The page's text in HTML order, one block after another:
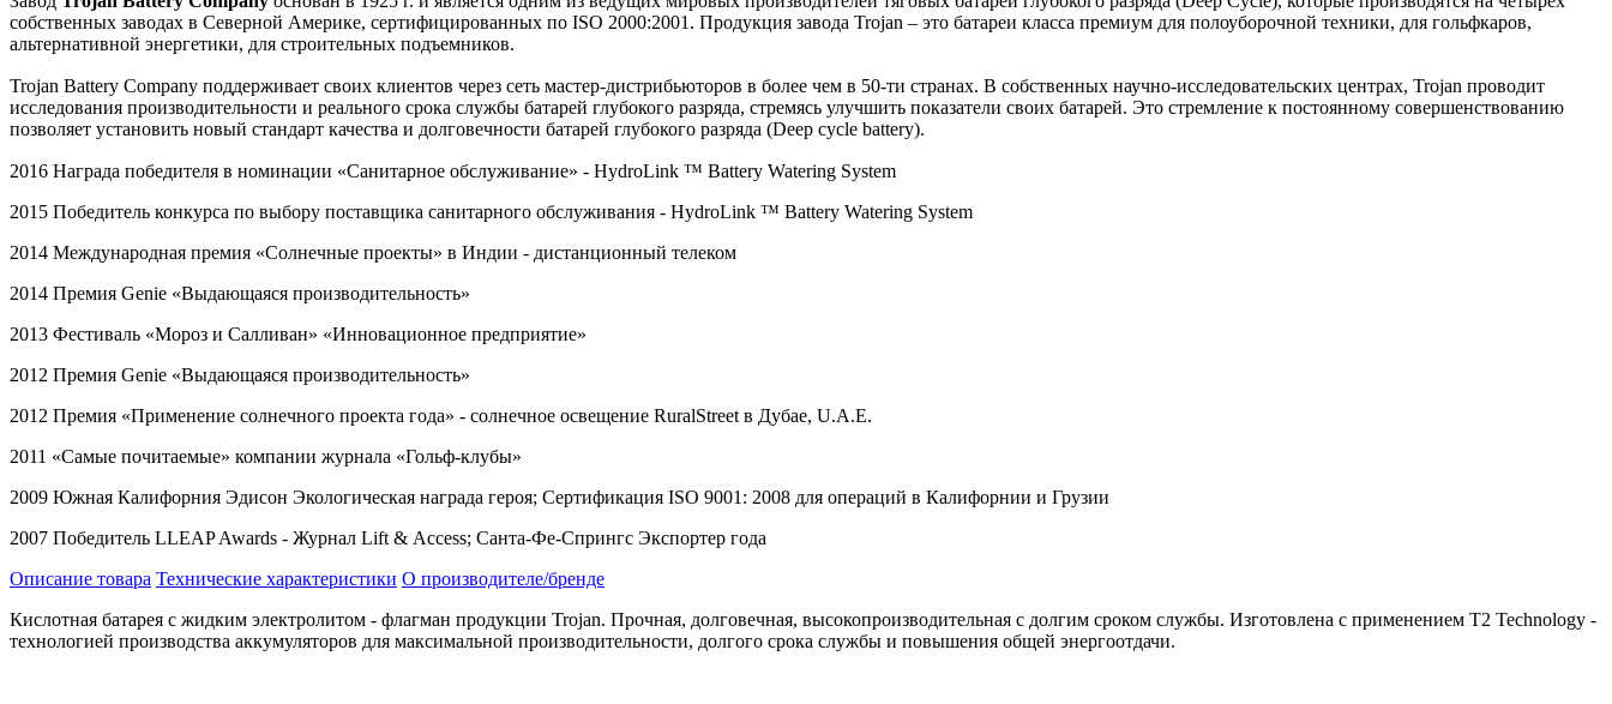
собственных заводах в Северной Америке, сертифицированных по ISO 2000:2001. Продукция завода Trojan – это батареи класса премиум для полоуборочной техники, для гольфкаров,
альтернативной энергетики, для строительных подъемников.
Trojan Battery Company поддерживает своих клиентов через сеть мастер-дистрибьюторов в более чем в 50-ти странах. В собственных научно-исследовательских центрах, Trojan проводит
исследования производительности и реального срока службы батарей глубокого разряда, стремясь улучшить показатели своих батарей. Это стремление к постоянному совершенствованию
позволяет установить новый стандарт качества и долговечности батарей глубокого разряда (Deep cycle battery).
2016 Награда победителя в номинации «Санитарное обслуживание» - HydroLink ™ Battery Watering System
2015 Победитель конкурса по выбору поставщика санитарного обслуживания - HydroLink ™ Battery Watering System
2014 Международная премия «Солнечные проекты» в Индии - дистанционный телеком
2014 Премия Genie «Выдающаяся производительность»
2013 Фестиваль «Мороз и Салливан» «Инновационное предприятие»
2012 Премия Genie «Выдающаяся производительность»
2012 Премия «Применение солнечного проекта года» - солнечное освещение RuralStreet в Дубае, U.A.E.
2011 «Самые почитаемые» компании журнала «Гольф-клубы»
2009 Южная Калифорния Эдисон Экологическая награда героя; Сертификация ISO 9001: 2008 для операций в Калифорнии и Грузии
2007 Победитель LLEAP Awards - Журнал Lift & Access; Санта-Фе-Спрингс Экспортер года
Описание товара Технические характеристики О производителе/бренде
Кислотная батарея с жидким электролитом - флагман продукции Trojan. Прочная, долговечная, высокопроизводительная с долгим сроком службы. Изготовлена с применением T2 Technology -
технологией производства аккумуляторов для максимальной производительности, долгого срока службы и повышения общей энергоотдачи.